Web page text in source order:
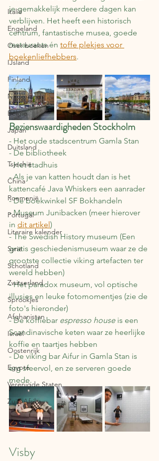
Italië
Engeland
Over boeken
IJsland
Finland
Nederland
België
Japan
Duitsland
Tsjechië
China
Roemenië
Portugal
Literaire kalender
Syrië
Schotland
Zwitserland
Sprookjes
Afghanistan
Israël
Oostenrijk
Egypte
Verenigde Staten
Zuid Afrika
je gemakkelijk meerdere dagen kan
verblijven. Het heeft een historisch
centrum, fantastische musea, goede
restaurants én toffe plekjes voor
boekenliefhebbers.
Bezienswaardigheden Stockholm
- Het oude stadscentrum Gamla Stan
- De bibliotheek
- Het stadhuis
- Als je van katten houdt dan is het
kattencafé Java Whiskers een aanrader
- De boekwinkel SF Bokhandeln
- Museum Junibacken (meer hierover
in dit artikel)
- The Swedish History museum (Een
gratis geschiedenismuseum waar ze de
grootste collectie viking artefacten ter
wereld hebben)
- Het paradox museum, vol optische
illusies en leuke fotomomentjes (zie de
foto's hieronder)
- De koffiebar espresso house is een
Scandinavische keten waar ze heerlijke
koffie en taartjes hebben
- De viking bar Aifur in Gamla Stan is
erg sfeervol, en ze serveren goede
mede.
Visby